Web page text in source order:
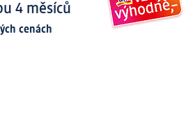
4 měsíců
cenách